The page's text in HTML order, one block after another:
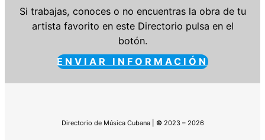
Si trabajas, conoces o no encuentras la obra de tu
artista favorito en este Directorio pulsa en el
botón.
ENVIAR INFORMACIÓN
Directorio de Música Cubana | © 2023 – 2026